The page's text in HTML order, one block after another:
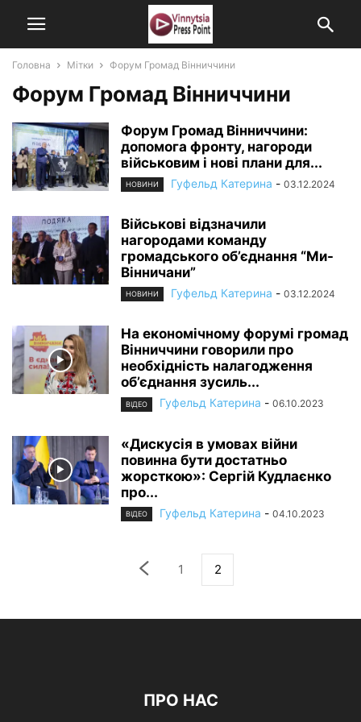
Головна Мітки Форум Громад Вінниччини
Форум Громад Вінниччини
Форум Громад Вінниччини:
допомога фронту, нагороди
військовим і нові плани для...
НОВИНИ Гуфельд Катерина - 03.12.2024
Військові відзначили
нагородами команду
громадського об’єднання “Ми-
Вінничани”
НОВИНИ Гуфельд Катерина - 03.12.2024
На економічному форумі громад
Вінниччини говорили про
необхідність налагодження
об’єднання зусиль...
ВІДЕО Гуфельд Катерина - 06.10.2023
«Дискусія в умовах війни
повинна бути достатньо
жорсткою»: Сергій Кудлаєнко
про...
ВІДЕО Гуфельд Катерина - 04.10.2023
1 2
ПРО НАС